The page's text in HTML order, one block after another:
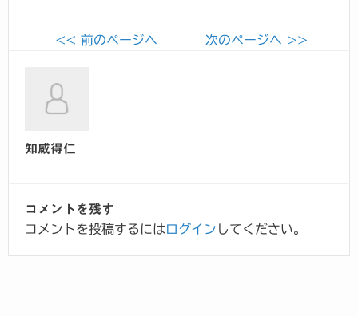
<< 前のページへ 次のページへ >>
知威得仁
コメントを残す
コメントを投稿するにはログイン してください。